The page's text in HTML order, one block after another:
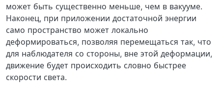
может быть существенно меньше, чем в вакууме.
Наконец, при приложении достаточной энергии
само пространство может локально
деформироваться, позволяя перемещаться так, что
для наблюдателя со стороны, вне этой деформации,
движение будет происходить словно быстрее
скорости света.